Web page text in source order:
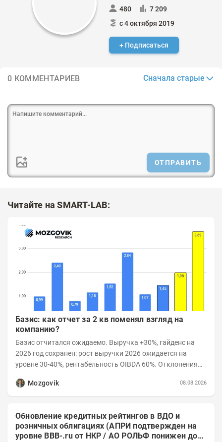
480
7 209
с 4 октября 2019
+ Подписаться
0 КОММЕНТАРИЕВ Сначала старые
ОТПРАВИТЬ
Читайте на SMART-LAB:
Базис: как отчет за 2 кв поменял взгляд на
компанию?
Базис отчитался ожидаемо. Выручка +30%, гайденс на
2026 год сохранен: рост выручки 2026 ожидается на
уровне 30-40%, рентабельность OIBDA 60%. Отклонения
Mozgovik
08.08.2026
Обновление кредитных рейтингов в ВДО и
розничных облигациях (АПРИ подтвержден на
уровне BBB-.ru от НКР / АО РОЛЬФ понижен до